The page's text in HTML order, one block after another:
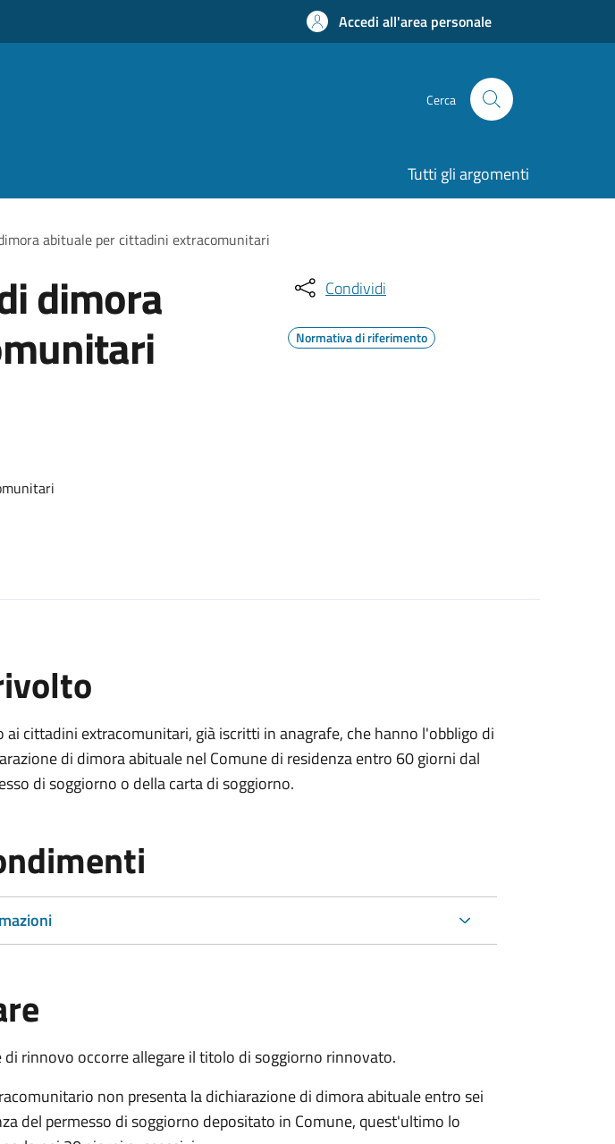
Accedi all'area personale
Cerca
Tutti gli argomenti
abituale per cittadini extracomunitari
dimora Condividi
Normativa di riferimento
ai cittadini extracomunitari, già iscritti in anagrafe, che hanno l'obbligo di
di dimora abituale nel Comune di residenza entro 60 giorni dal
di soggiorno o della carta di soggiorno.
di rinnovo occorre allegare il titolo di soggiorno rinnovato.
non presenta la dichiarazione di dimora abituale entro sei
del permesso di soggiorno depositato in Comune, quest'ultimo lo